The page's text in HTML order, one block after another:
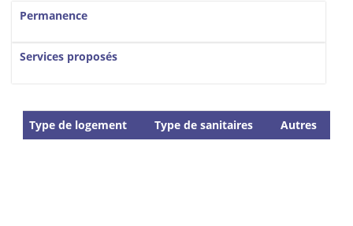
Vertical Tabs
Permanence
Services proposés
Type de logement Type de sanitaires Autres